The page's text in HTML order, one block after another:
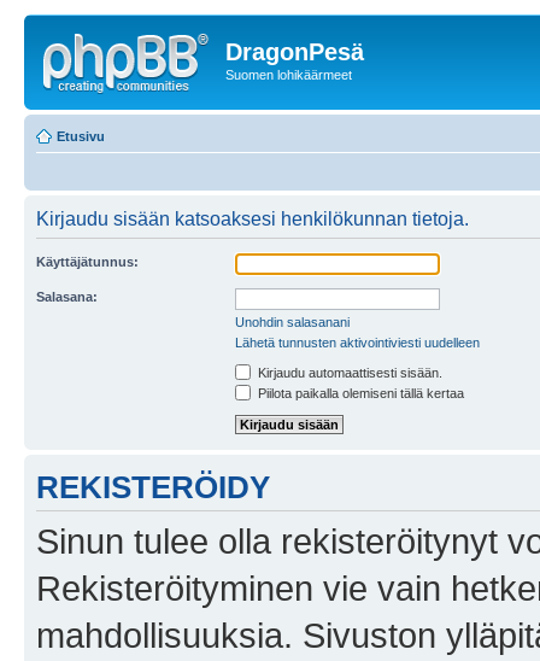
DragonPesä
Suomen lohikäärmeet
Etusivu
Kirjaudu sisään katsoaksesi henkilökunnan tietoja.
Käyttäjätunnus:
Salasana:
Unohdin salasanani
Lähetä tunnusten aktivointiviesti uudelleen
Kirjaudu automaattisesti sisään.
Piilota paikalla olemiseni tällä kertaa
REKISTERÖIDY
Sinun tulee olla rekisteröitynyt
Rekisteröityminen vie vain
mahdollisuuksia. Sivuston